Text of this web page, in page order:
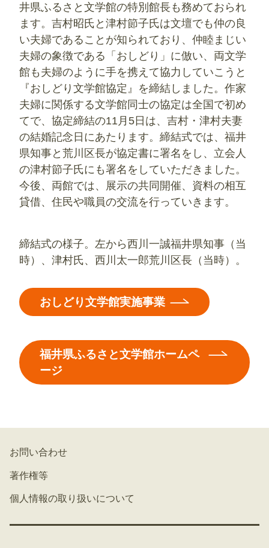
井県ふるさと文学館の特別館長も務めておられ
ます。吉村昭氏と津村節子氏は文壇でも仲の良
い夫婦であることが知られており、仲睦まじい
夫婦の象徴である「おしどり」に倣い、両文学
館も夫婦のように手を携えて協力していこうと
『おしどり文学館協定』を締結しました。作家
夫婦に関係する文学館同士の協定は全国で初め
てで、協定締結の11月5日は、吉村・津村夫妻
の結婚記念日にあたります。締結式では、福井
県知事と荒川区長が協定書に署名をし、立会人
の津村節子氏にも署名をしていただきました。
今後、両館では、展示の共同開催、資料の相互
貸借、住民や職員の交流を行っていきます。
締結式の様子。左から西川一誠福井県知事（当
時）、津村氏、西川太一郎荒川区長（当時）。
おしどり文学館実施事業
福井県ふるさと文学館ホームペ
ージ
お問い合わせ
著作権等
個人情報の取り扱いについて